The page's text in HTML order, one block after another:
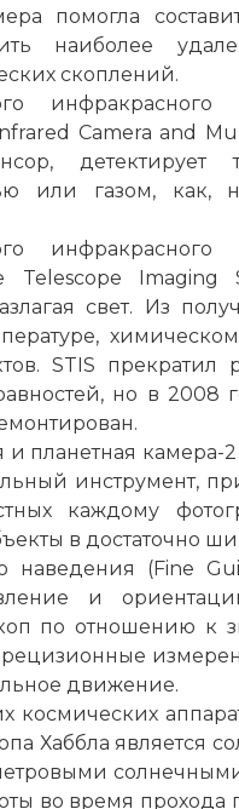
помогла
наиболее
скоплений.
Camera and
или газом, как,
Telescope Imaging
свет. Из
STIS прекратил
но в 2008
планетная камера-
инструмент,
каждому
в достаточно
наведения (Fine
и
по отношению к
движение.
космических
Хаббла является
во время прохода
«Столпы
Фото